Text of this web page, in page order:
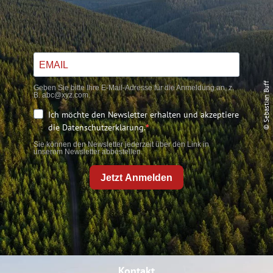
© Sebastian Buff
Geben Sie bitte Ihre E-Mail-Adresse für die Anmeldung an, z.
B. abc@xyz.com.
Ich möchte den Newsletter erhalten und akzeptiere
die Datenschutzerklärung.
Sie können den Newsletter jederzeit über den Link in
unserem Newsletter abbestellen.
Jetzt Anmelden